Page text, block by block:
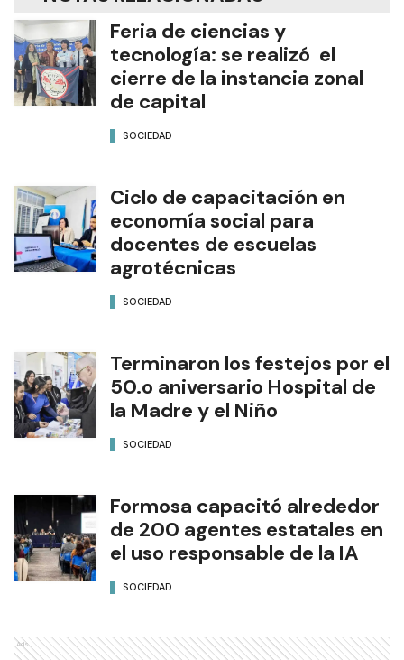
Feria de ciencias y
tecnología: se realizó el
cierre de la instancia zonal
de capital
SOCIEDAD
Ciclo de capacitación en
economía social para
docentes de escuelas
agrotécnicas
SOCIEDAD
Terminaron los festejos por el
50.o aniversario Hospital de
la Madre y el Niño
SOCIEDAD
Formosa capacitó alrededor
de 200 agentes estatales en
el uso responsable de la IA
SOCIEDAD
Ads